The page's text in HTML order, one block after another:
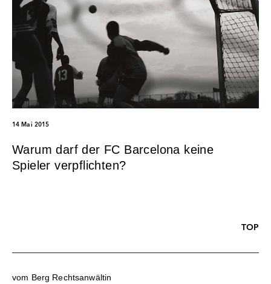
14 Mai 2015
Warum darf der FC Barcelona keine
Spieler verpflichten?
TOP
vom Berg Rechtsanwältin